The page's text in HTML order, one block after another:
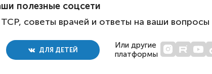
полезные соцсети
советы врачей и ответы на ваши вопросы
ДЛЯ ДЕТЕЙ
Или другие
платформы